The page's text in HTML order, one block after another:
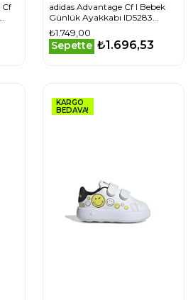
Cf
adidas Advantage Cf I Bebek
Günlük Ayakkabı ID5283
Beyaz
₺1.749,00
Sepette ₺1.696,53
KARGO
BEDAVA!